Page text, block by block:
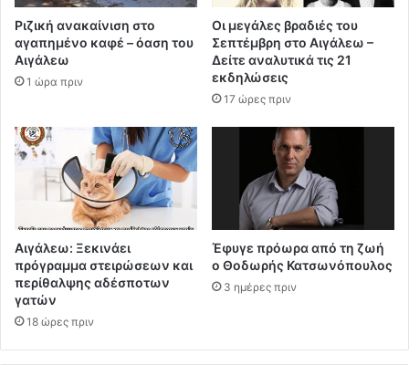
Ριζική ανακαίνιση στο
αγαπημένο καφέ – όαση του
Αιγάλεω
1 ώρα πριν
Οι μεγάλες βραδιές του
Σεπτέμβρη στο Αιγάλεω –
Δείτε αναλυτικά τις 21
εκδηλώσεις
17 ώρες πριν
Αιγάλεω: Ξεκινάει
πρόγραμμα στειρώσεων και
περίθαλψης αδέσποτων
γατών
18 ώρες πριν
Έφυγε πρόωρα από τη ζωή
ο Θοδωρής Κατσωνόπουλος
3 ημέρες πριν